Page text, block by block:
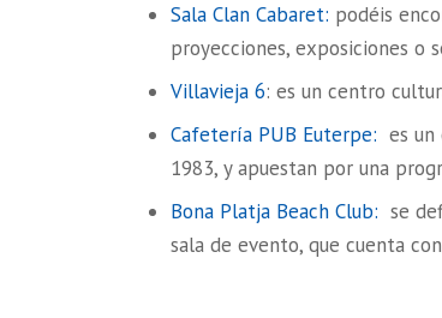
Sala Clan Cabaret: podéis
proyecciones, exposiciones o
Villavieja 6: es un centro
Cafetería PUB Euterpe: es
1983, y apuestan por una
Bona Platja Beach Club: se
sala de evento, que cuenta